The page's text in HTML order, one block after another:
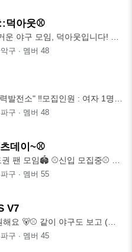
덕아웃⚾️
야구 모임, 덕아웃입니다! 📅
구 ∙ 멤버 48
발전소" ‼️모집인원 : 여자 1명,
구 ∙ 멤버 48
데이~⚾️
⚾️신입 모집중⚾️ 🌭
중
구 ∙ 멤버 55
V7
야구도 보고 (지
도 하고하고
구 ∙ 멤버 45